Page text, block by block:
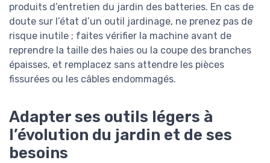
produits d’entretien du jardin des batteries. En cas de
doute sur l’état d’un outil jardinage, ne prenez pas de
risque inutile ; faites vérifier la machine avant de
reprendre la taille des haies ou la coupe des branches
épaisses, et remplacez sans attendre les pièces
fissurées ou les câbles endommagés.
Adapter ses outils légers à
l’évolution du jardin et de ses
besoins